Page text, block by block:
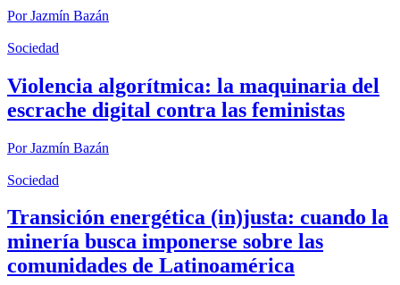
PorJazmín Bazán
Sociedad
Violencia algorítmica: la maquinaria del
escrache digital contra las feministas
PorJazmín Bazán
Sociedad
Transición energética (in)justa: cuando la
minería busca imponerse sobre las
comunidades de Latinoamérica